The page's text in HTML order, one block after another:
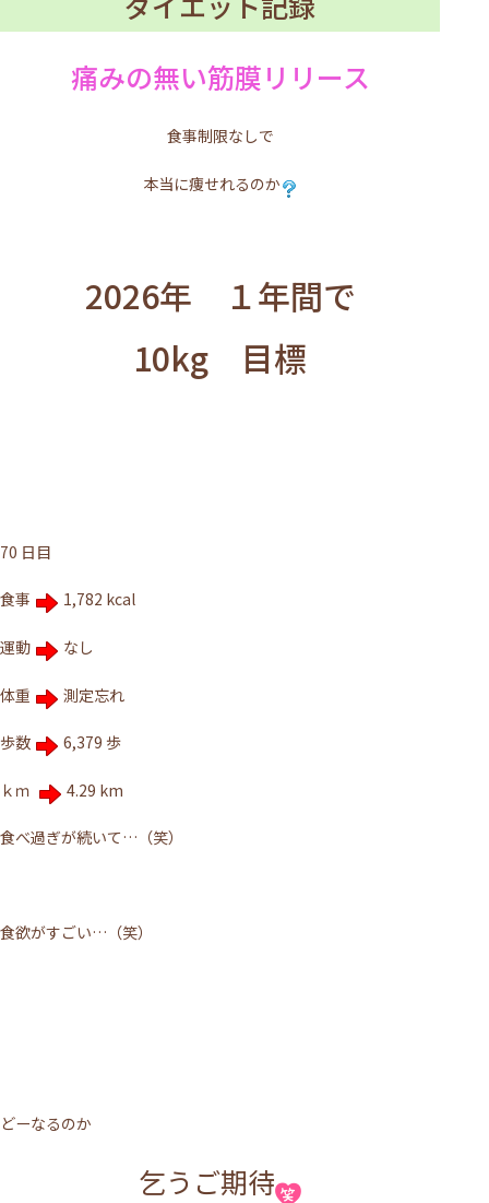
痛みの無い筋膜リリース
食事制限なしで
本当に痩せれるのか
2026年 １年間で
10kg 目標
70 日目
食事 1,782 kcal
運動 なし
体重 測定忘れ
歩数 6,379 歩
ｋｍ 4.29 km
食べ過ぎが続いて…（笑）
食欲がすごい…（笑）
どーなるのか
乞うご期待